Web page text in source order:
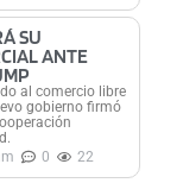
SU
ANTE
al comercio libre
gobierno firmó
0 22